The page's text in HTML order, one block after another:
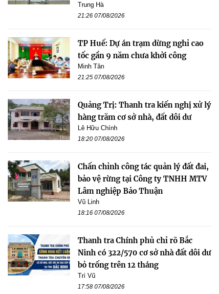
Trung Hà
21:26 07/08/2026
TP Huế: Dự án trạm dừng nghỉ cao
tốc gần 9 năm chưa khởi công
Minh Tân
21:25 07/08/2026
Quảng Trị: Thanh tra kiến nghị xử lý
hàng trăm cơ sở nhà, đất dôi dư
Lê Hữu Chính
18:20 07/08/2026
Chấn chỉnh công tác quản lý đất đai,
bảo vệ rừng tại Công ty TNHH MTV
Lâm nghiệp Bảo Thuận
Vũ Linh
18:16 07/08/2026
Thanh tra Chính phủ chỉ rõ Bắc
Ninh có 322/570 cơ sở nhà đất dôi dư
bỏ trống trên 12 tháng
Trí Vũ
17:58 07/08/2026